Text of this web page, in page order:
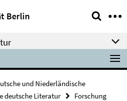
Berlin
und Niederländische
deutsche Literatur
Forschung